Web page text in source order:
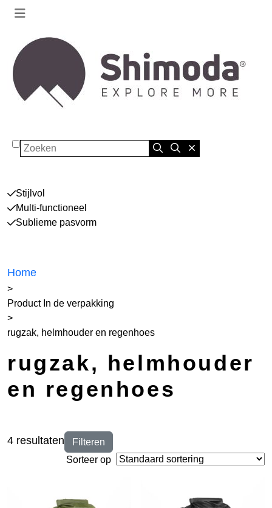
Zoeken
Stijlvol
Multi-functioneel
Sublieme pasvorm
Home
>
Product In de verpakking
>
rugzak, helmhouder en regenhoes
rugzak, helmhouder
en regenhoes
Filteren
4 resultaten
Sorteer op